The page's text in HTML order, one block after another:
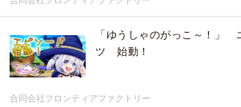
「ゆうしゃのがっこ～！」
ツ 始動！
合同会社フロンティアファクトリー